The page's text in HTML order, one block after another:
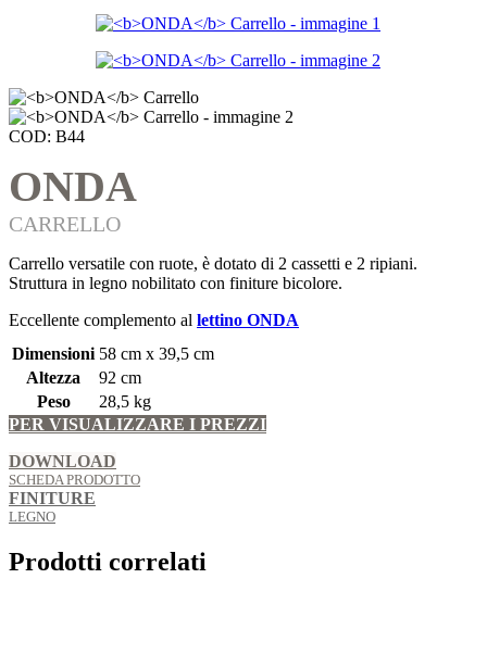
COD: B44
ONDA
CARRELLO
Carrello versatile con ruote, è dotato di 2 cassetti e 2 ripiani.
Struttura in legno nobilitato con finiture bicolore.
Eccellente complemento al lettino ONDA
Dimensioni 58 cm x 39,5 cm
Altezza
92 cm
Peso
28,5 kg
PER VISUALIZZARE I PREZZI
DOWNLOAD
SCHEDA PRODOTTO
FINITURE
LEGNO
Prodotti correlati